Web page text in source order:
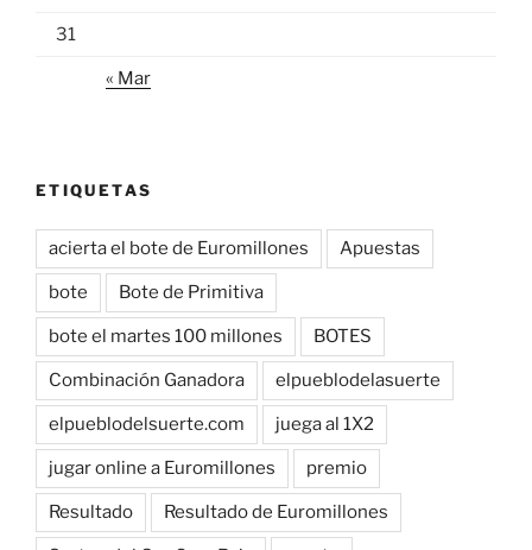
31
« Mar
ETIQUETAS
acierta el bote de Euromillones Apuestas
bote Bote de Primitiva
bote el martes 100 millones BOTES
Combinación Ganadora elpueblodelasuerte
elpueblodelsuerte.com juega al 1X2
jugar online a Euromillones premio
Resultado Resultado de Euromillones